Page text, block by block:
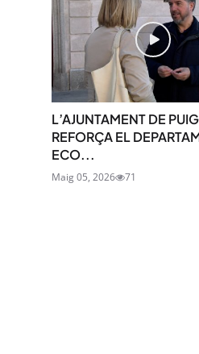
L’AJUNTAMENT DE
REFORÇA EL
ECO...
Maig 05, 2026 71